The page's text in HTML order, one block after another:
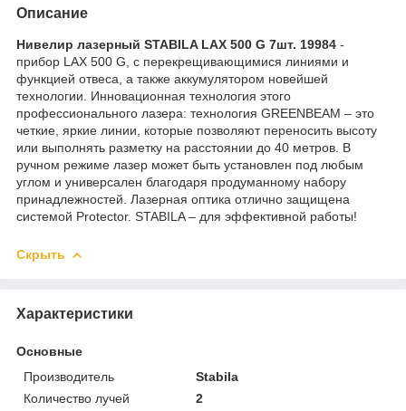
Описание
Нивелир лазерный STABILA LAX 500 G 7шт. 19984 -
прибор LAX 500 G, с перекрещивающимися линиями и
функцией отвеса, а также аккумулятором новейшей
технологии. Инновационная технология этого
профессионального лазера: технология GREENBEAM – это
четкие, яркие линии, которые позволяют переносить высоту
или выполнять разметку на расстоянии до 40 метров. В
ручном режиме лазер может быть установлен под любым
углом и универсален благодаря продуманному набору
принадлежностей. Лазерная оптика отлично защищена
системой Protector. STABILA – для эффективной работы!
Скрыть
Характеристики
Основные
Производитель
Stabila
Количество лучей
2